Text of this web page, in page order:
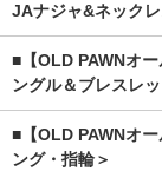
JAナジャ&ネックレ
■【OLD PAWNオ
ングル＆ブレスレッ
■【OLD PAWNオ
ング・指輪＞